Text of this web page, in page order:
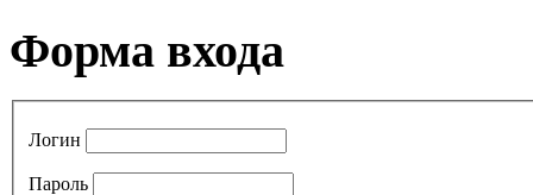
Форма входа
Логин
Пароль